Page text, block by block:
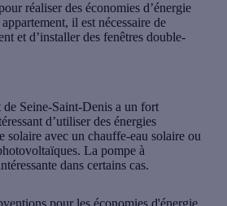
réaliser des économies d’énergie
il est nécessaire de
et d’installer des fenêtres double-
de Seine-Saint-Denis a un fort
d’utiliser des énergies
solaire avec un chauffe-eau solaire ou
La pompe à
dans certains cas.